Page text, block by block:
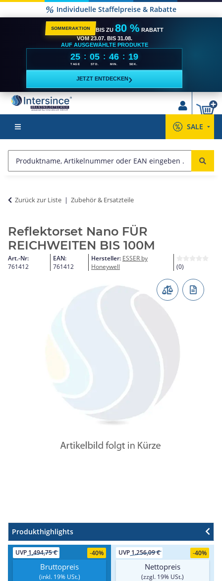
Individuelle Staffelpreise & Rabatte
SOMMERAKTION BIS ZU 80 % RABATT
VOM 23.07. BIS 31.08.
AUF AUSGEWÄHLTE PRODUKTE
25
TAGE
: 05
STD.
: 46
MIN.
: 18
SEK.
JETZT ENTDECKEN ›
SALE
Zurück zur Liste Zubehör & Ersatzteile
Reflektorset Nano FÜR
REICHWEITEN BIS 100M
Art.-Nr:
761412
EAN:
761412
Hersteller: ESSER by
Honeywell
(0)
Produkthighlights
UVP 1,494,75 € -40%
Bruttopreis
(inkl. 19% USt.)
UVP 1.256,09 € -40%
Nettopreis
(zzgl. 19% USt.)